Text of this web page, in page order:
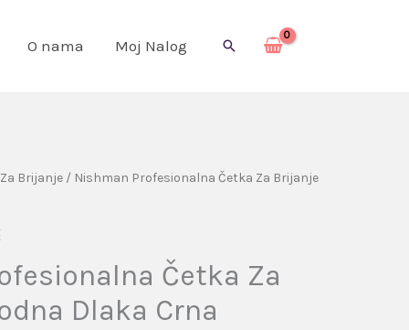
O nama Moj Nalog Pretraga
Brijanje / Nishman Profesionalna Četka Za Brijanje
Četka Za
Dlaka Crna